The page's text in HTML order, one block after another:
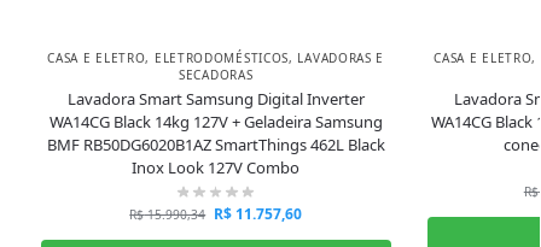
CASA E ELETRO, ELETRODOMÉSTICOS, LAVADORAS E
SECADORAS
Lavadora Smart Samsung Digital Inverter
WA14CG Black 14kg 127V + Geladeira Samsung
BMF RB50DG6020B1AZ SmartThings 462L Black
Inox Look 127V Combo
R$15.990,34 R$ 11.757,60
CASA E ELETRO,
Lavadora
WA14CG
R$